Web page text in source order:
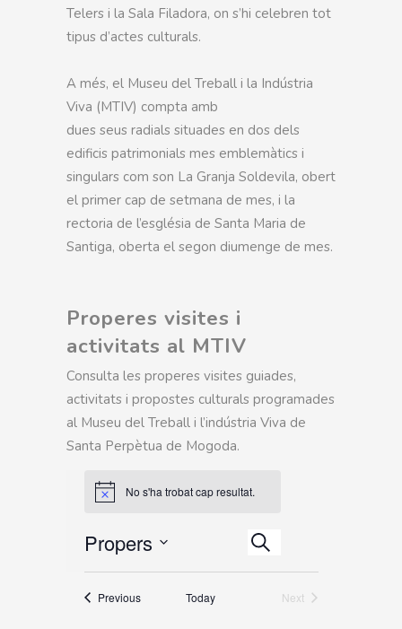
Telers i la Sala Filadora, on s’hi celebren tot
tipus d’actes culturals.
A més, el Museu del Treball i la Indústria
Viva (MTIV) compta amb
dues seus radials situades en dos dels
edificis patrimonials mes emblemàtics i
singulars com son La Granja Soldevila, obert
el primer cap de setmana de mes, i la
rectoria de l’església de Santa Maria de
Santiga, oberta el segon diumenge de mes.
Properes visites i
activitats al MTIV
Consulta les properes visites guiades,
activitats i propostes culturals programades
al Museu del Treball i l’indústria Viva de
Santa Perpètua de Mogoda.
No s'ha trobat cap resultat.
Esdeveniments
Search
and
Navigation
Propers
Select
date.PreviousEsdeveniments
Today
Next